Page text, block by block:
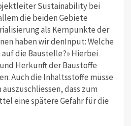
Sustainability bei
die beiden Gebiete
als Kernpunkte der
haben wir denInput: Welche
die Baustelle?» Hierbei
Herkunft der Baustoffe
Auch die Inhaltsstoffe müsse
dass zum
eine spätere Gefahr für die